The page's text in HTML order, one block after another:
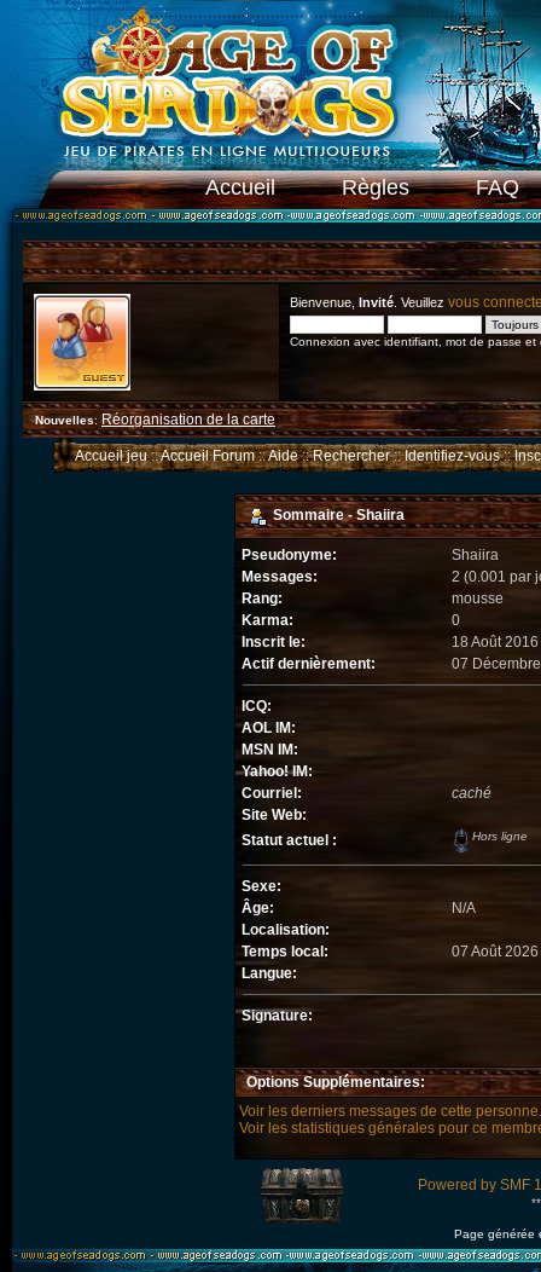
Accueil Règles FAQ
Bienvenue, Invité . Veuillez vous
Connexion avec identifiant, mot de passe et
Nouvelles: Réorganisation de la carte
Accueil jeu::Accueil Forum::Aide::Rechercher::Identifiez-vous::
Sommaire - Shaiira
Pseudonyme:
Shaiira
Messages:
2 (0.001 par
Rang:
mousse
Karma:
0
Inscrit le:
18 Août
Actif dernièrement:
07
ICQ:
AOL IM:
MSN IM:
Yahoo! IM:
Courriel:
caché
Site Web:
Statut actuel :
Hors ligne
Sexe:
Âge:
N/A
Localisation:
Temps local:
07 Août
Langue:
Signature:
Options Supplémentaires:
Voir les derniers messages de cette
Voir les statistiques générales pour ce
Powered by SMF
Page générée